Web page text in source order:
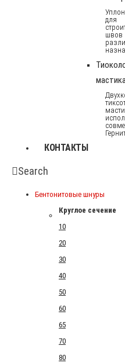
для
швов
КОНТАКТЫ
Search
Бентонитовые шнуры
Круглое сечение
10
20
30
40
50
60
65
70
80